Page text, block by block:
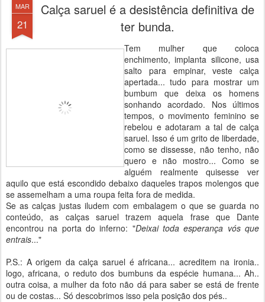
MAR
21
Calça saruel é a desistência definitiva de
ter bunda.
Tem mulher que coloca
enchimento, implanta silicone, usa
salto para empinar, veste calça
apertada... tudo para mostrar um
bumbum que deixa os homens
sonhando acordado. Nos últimos
tempos, o movimento feminino se
rebelou e adotaram a tal de calça
saruel. Isso é um grito de liberdade,
como se dissesse, não tenho, não
quero e não mostro... Como se
alguém realmente quisesse ver
aquilo que está escondido debaixo daqueles trapos molengos que
se assemelham a uma roupa feita fora de medida.
Se as calças justas iludem com embalagem o que se guarda no
conteúdo, as calças saruel trazem aquela frase que Dante
encontrou na porta do inferno: "Deixai toda esperança vós que
entrais..."
P.S.: A origem da calça saruel é africana... acreditem na ironia..
logo, africana, o reduto dos bumbuns da espécie humana... Ah..
outra coisa, a mulher da foto não dá para saber se está de frente
ou de costas... Só descobrimos isso pela posição dos pés..